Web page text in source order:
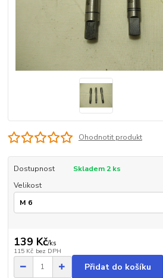
Ohodnotit produkt
Dostupnost
Skladem 2 ks
Velikost
139 Kč/ks
115 Kč bez DPH
Přidat do košíku